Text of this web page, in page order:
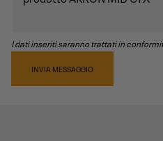
I dati inseriti saranno trattati in
INVIA MESSAGGIO